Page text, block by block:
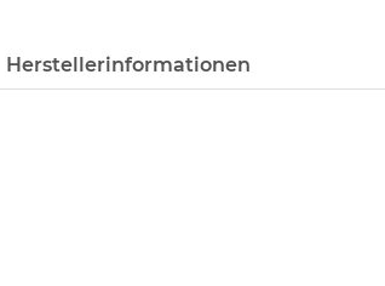
Herstellerinformationen